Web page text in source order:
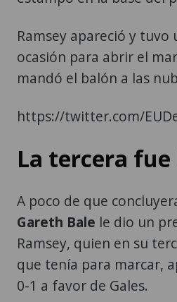
Ramsey apareció y
ocasión para abrir el
mandó el balón a las
https://twitter.com/
La tercera fue
A poco de que
Gareth Bale le dio un
Ramsey, quien en su
que tenía para marcar,
0-1 a favor de Gales.